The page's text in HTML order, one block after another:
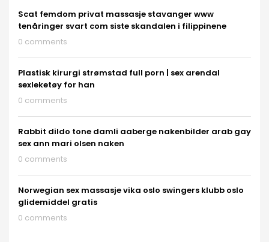
Scat femdom privat massasje stavanger www
tenåringer svart com siste skandalen i filippinene
0 comments
Plastisk kirurgi strømstad full porn | sex arendal
sexleketøy for han
0 comments
Rabbit dildo tone damli aaberge nakenbilder arab gay
sex ann mari olsen naken
0 comments
Norwegian sex massasje vika oslo swingers klubb oslo
glidemiddel gratis
0 comments